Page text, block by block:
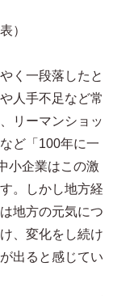
）
く一段落したと
人手不足など常
リーマンショッ
ど「100年に一
小企業はこの激
。しかし地方経
地方の元気につ
、変化をし続け
出ると感じてい